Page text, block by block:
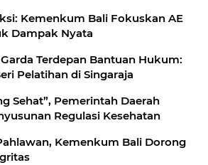
Kemenkum Bali Fokuskan AE
Dampak Nyata
Terdepan Bantuan Hukum:
Pelatihan di Singaraja
Sehat”, Pemerintah Daerah
Regulasi Kesehatan
Kemenkum Bali Dorong